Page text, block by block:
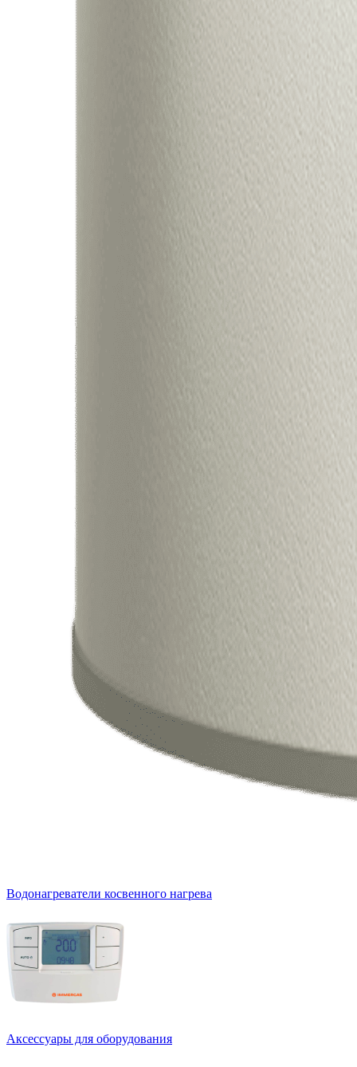
Водонагреватели косвенного нагрева
Аксессуары для оборудования